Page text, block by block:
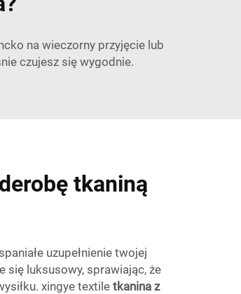
na wieczorny przyjęcie lub
czujesz się wygodnie.
tkaniną
uzupełnienie twojej
się luksusowy, sprawiając, że
xingye textile tkanina z